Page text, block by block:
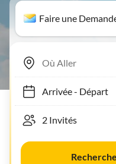
Faire une
Arrivée- Départ